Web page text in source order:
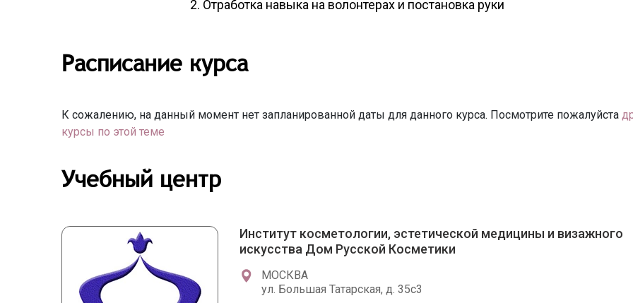
Отработка навыка на волонтерах и постановка руки
Расписание курса
К сожалению, на данный момент нет запланированной даты для данного курса. Посмотрите пожалуйста
курсы по этой теме
Учебный центр
Институт косметологии, эстетической медицины и визажного
искусства Дом Русской Косметики
МОСКВА
ул. Большая Татарская, д. 35с3